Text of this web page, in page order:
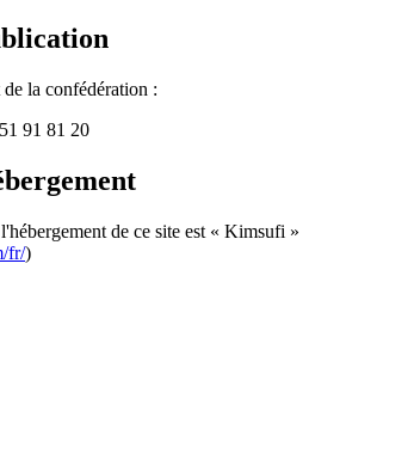
la confédération :
91 81 20
de ce site est « Kimsufi »
fr/)